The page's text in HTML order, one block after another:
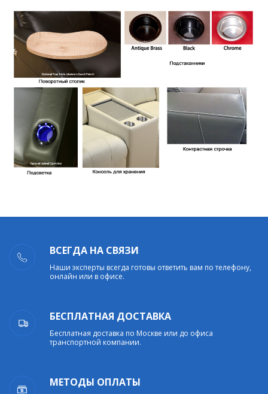
ВСЕГДА НА СВЯЗИ
Наши эксперты всегда готовы ответить вам по телефону,
онлайн или в офисе.
БЕСПЛАТНАЯ ДОСТАВКА
Бесплатная доставка по Москве или до офиса
транспортной компании.
МЕТОДЫ ОПЛАТЫ